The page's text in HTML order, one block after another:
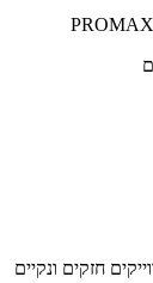
מדוייקים חזקים ונקיים